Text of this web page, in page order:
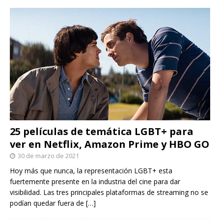
25 películas de temática LGBT+ para
ver en Netflix, Amazon Prime y HBO GO
30 de marzo de 2021
Hoy más que nunca, la representación LGBT+ esta
fuertemente presente en la industria del cine para dar
visibilidad. Las tres principales plataformas de streaming no se
podían quedar fuera de […]